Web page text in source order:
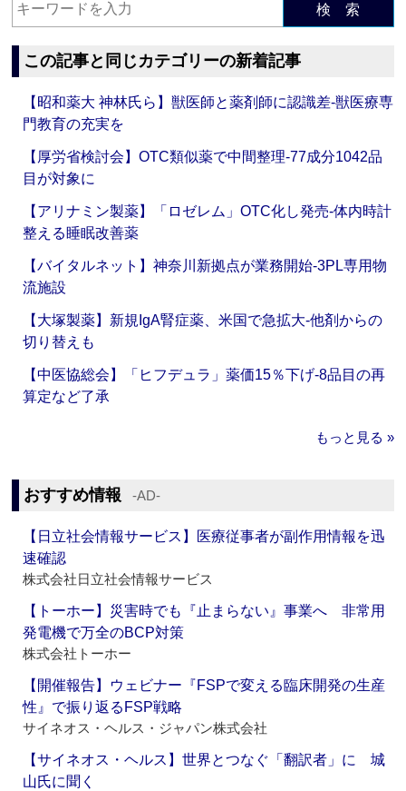
検 索
この記事と同じカテゴリーの新着記事
【昭和薬大 神林氏ら】獣医師と薬剤師に認識差‐獣医療専
門教育の充実を
【厚労省検討会】OTC類似薬で中間整理‐77成分1042品
目が対象に
【アリナミン製薬】「ロゼレム」OTC化し発売‐体内時計
整える睡眠改善薬
【バイタルネット】神奈川新拠点が業務開始‐3PL専用物
流施設
【大塚製薬】新規IgA腎症薬、米国で急拡大‐他剤からの
切り替えも
【中医協総会】「ヒフデュラ」薬価15％下げ‐8品目の再
算定など了承
もっと見る »
おすすめ情報 ‐AD‐
【日立社会情報サービス】医療従事者が副作用情報を迅
速確認
株式会社日立社会情報サービス
【トーホー】災害時でも『止まらない』事業へ 非常用
発電機で万全のBCP対策
株式会社トーホー
【開催報告】ウェビナー『FSPで変える臨床開発の生産
性』で振り返るFSP戦略
サイネオス・ヘルス・ジャパン株式会社
【サイネオス・ヘルス】世界とつなぐ「翻訳者」に 城
山氏に聞く